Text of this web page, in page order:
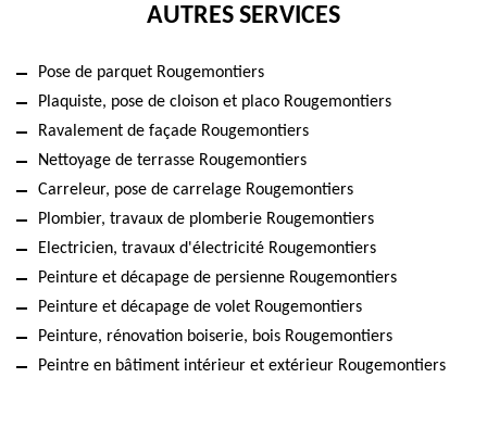
AUTRES SERVICES
Pose de parquet Rougemontiers
Plaquiste, pose de cloison et placo Rougemontiers
Ravalement de façade Rougemontiers
Nettoyage de terrasse Rougemontiers
Carreleur, pose de carrelage Rougemontiers
Plombier, travaux de plomberie Rougemontiers
Electricien, travaux d'électricité Rougemontiers
Peinture et décapage de persienne Rougemontiers
Peinture et décapage de volet Rougemontiers
Peinture, rénovation boiserie, bois Rougemontiers
Peintre en bâtiment intérieur et extérieur Rougemontiers